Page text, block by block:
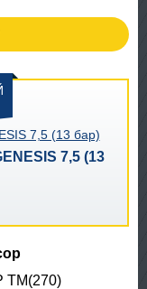
7,5 (13
TM(270)